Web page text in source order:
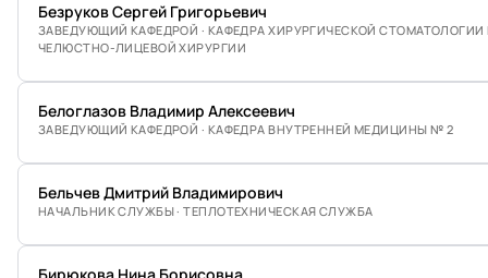
Безруков Сергей Григорьевич
ЗАВЕДУЮЩИЙ КАФЕДРОЙ · КАФЕДРА ХИРУРГИЧЕСКОЙ СТОМАТОЛОГИИ
ЧЕЛЮСТНО-ЛИЦЕВОЙ ХИРУРГИИ
Белоглазов Владимир Алексеевич
ЗАВЕДУЮЩИЙ КАФЕДРОЙ · КАФЕДРА ВНУТРЕННЕЙ МЕДИЦИНЫ № 2
Бельчев Дмитрий Владимирович
НАЧАЛЬНИК СЛУЖБЫ · ТЕПЛОТЕХНИЧЕСКАЯ СЛУЖБА